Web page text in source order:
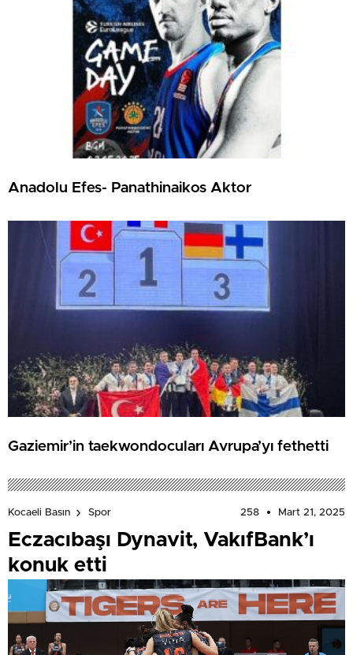
Anadolu Efes- Panathinaikos Aktor
Gaziemir’in taekwondocuları Avrupa’yı fethetti
Kocaeli Basın Spor 258 Mart 21, 2025
Eczacıbaşı Dynavit, VakıfBank’ı
konuk etti